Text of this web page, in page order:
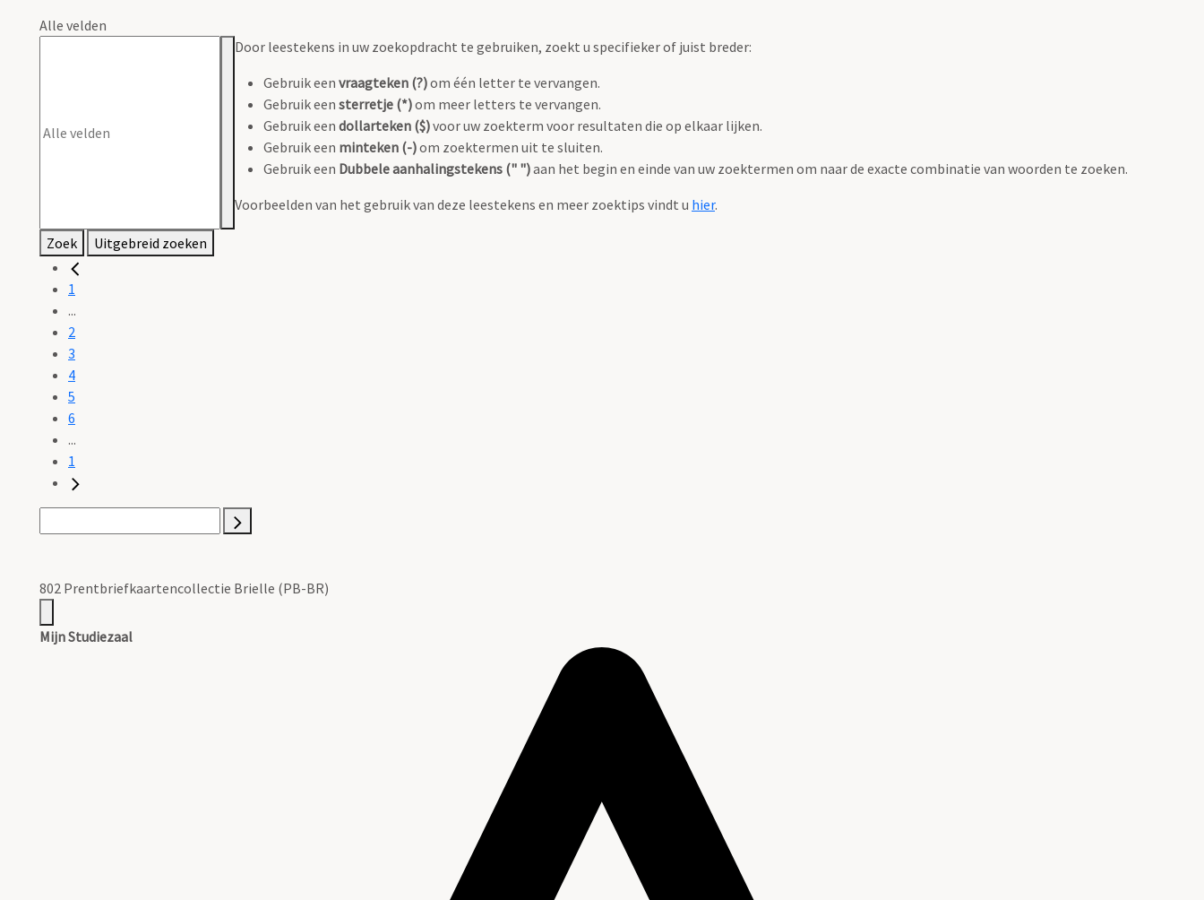
Alle velden
Door leestekens in uw zoekopdracht te gebruiken, zoekt u specifieker of juist breder:
Gebruik een vraagteken (?)om één letter te vervangen.
Gebruik een sterretje (*)om meer letters te vervangen.
Gebruik een dollarteken ($)voor uw zoekterm voor resultaten die op elkaar lijken.
Gebruik een minteken (-)om zoektermen uit te sluiten.
Gebruik een Dubbele aanhalingstekens (" ")aan het begin en einde van uw zoektermen om naar de exacte combinatie van woorden te zoeken.
Voorbeelden van het gebruik van deze leestekens en meer zoektips vindt u hier.
Zoek Uitgebreid zoeken
1
...
2
3
4
5
6
...
1
802 Prentbriefkaartencollectie Brielle (PB-BR)
Mijn Studiezaal